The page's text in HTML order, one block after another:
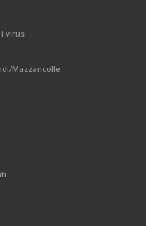
virus
Mazzancolle